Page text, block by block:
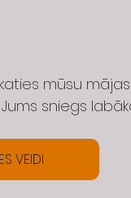
mūsu
sniegs
VEIDI